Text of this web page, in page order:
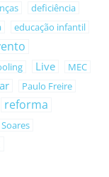
deficiência
educação infantil
Live
MEC
Paulo Freire
reforma